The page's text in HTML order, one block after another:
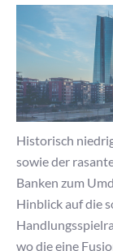
Historisch
sowie der
Banken zum
Hinblick auf die
wo die eine